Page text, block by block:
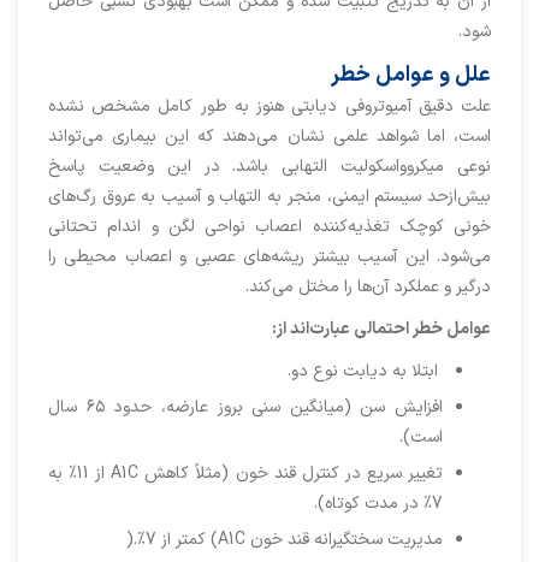
شود.
علل و عوامل خطر
علت دقیق آمیوتروفی دیابتی هنوز به‌ طور کامل مشخص نشده
است، اما شواهد علمی نشان می‌دهند که این بیماری می‌تواند
نوعی میکروواسکولیت التهابی باشد. در این وضعیت پاسخ
بیش‌ازحد سیستم ایمنی، منجر به التهاب و آسیب به عروق رگ‌های
خونی کوچک تغذیه‌کننده اعصاب نواحی لگن و اندام تحتانی
می‌شود. این آسیب بیشتر ریشه‌های عصبی و اعصاب محیطی را
درگیر و عملکرد آن‌ها را مختل می‌کند.
عوامل خطر احتمالی عبارت‌اند از:
ابتلا به دیابت نوع دو.
افزایش سن (میانگین سنی بروز عارضه، حدود ۶۵ سال
است).
تغییر سریع در کنترل قند خون (مثلاً کاهش A1C از 11% به
7% در مدت کوتاه).
مدیریت سختگیرانه قند خون A1C) کمتر از 7%.(